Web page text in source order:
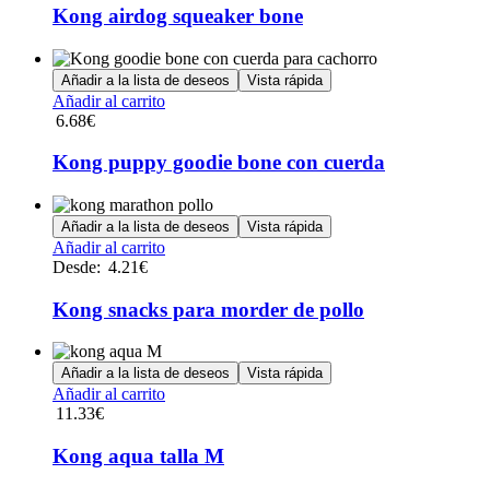
la
de
producto
múltiples
variantes.
Las
opciones
se
pueden
la
de
producto
Kong airdog squeaker bone
Añadir a la lista de deseos Vista rápida
Añadir al carrito
6.68€
Kong puppy goodie bone con cuerda
Añadir a la lista de deseos Vista rápida
Añadir al carritoEste
múltiples
variantes.
opciones
se
pueden
la
Desde: 4.21€
Kong snacks para morder de pollo
Añadir a la lista de deseos Vista rápida
Añadir al carrito
11.33€
Kong aqua talla M